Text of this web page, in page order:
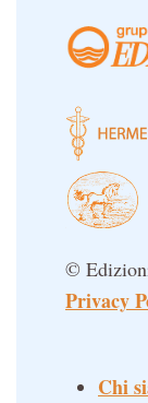
©
Privacy
Chi